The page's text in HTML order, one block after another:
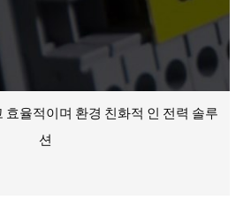
효율적이며 환경 친화적 인 전력 솔루
션